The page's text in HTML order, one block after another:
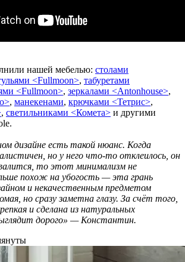
нашей мебелью: столами
<Fullmoon>, табуретами
<Fullmoon>, зеркалами <Antonhouse>,
, манекенами, крючками <Тетрис>,
, светильниками <Комета> и другими
дизайне есть такой нюанс. Когда
но у него что-то отклеилось, он
то этот минимализм не
похож на убогость — эта грань
и некачественным предметом
но сразу заметна глазу. За счёт того,
и сделана из натуральных
дорого» — Константин.